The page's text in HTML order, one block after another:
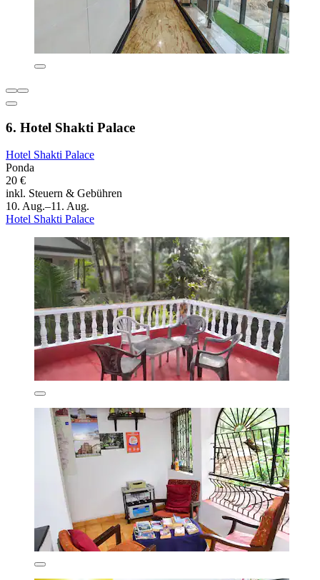
6. Hotel Shakti Palace
Hotel Shakti Palace
Ponda
20 €
inkl. Steuern & Gebühren
10. Aug.–11. Aug.
Hotel Shakti Palace